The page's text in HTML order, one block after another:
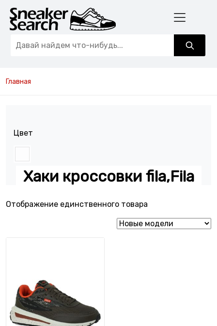
Главная
Хаки кроссовки fila,Fila
Отображение единственного товара
Цвет